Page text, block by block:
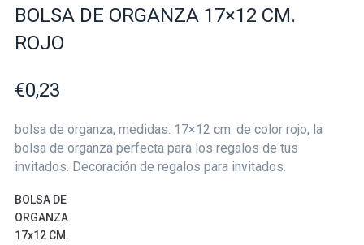
BOLSA DE ORGANZA 17×12 CM.
ROJO
€0,23
bolsa de organza, medidas: 17×12 cm. de color rojo, la
bolsa de organza perfecta para los regalos de tus
invitados. Decoración de regalos para invitados.
BOLSA DE
ORGANZA
17x12 CM.